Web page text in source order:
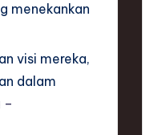
menekankan
visi mereka,
dalam
–